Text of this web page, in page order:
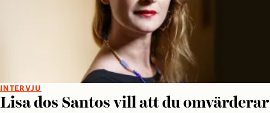
INTERVJU
Lisa dos Santos vill att du omvärderar